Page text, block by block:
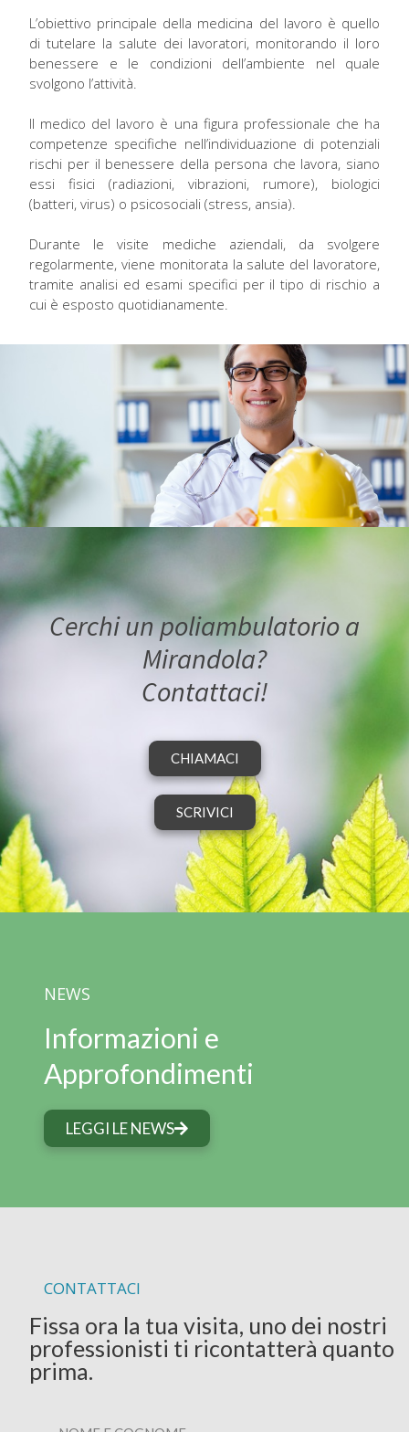
L’obiettivo principale della medicina del lavoro è quello
di tutelare la salute dei lavoratori, monitorando il loro
benessere e le condizioni dell’ambiente nel quale
svolgono l’attività.
Il medico del lavoro è una figura professionale che ha
competenze specifiche nell’individuazione di potenziali
rischi per il benessere della persona che lavora, siano
essi fisici (radiazioni, vibrazioni, rumore), biologici
(batteri, virus) o psicosociali (stress, ansia).
Durante le visite mediche aziendali, da svolgere
regolarmente, viene monitorata la salute del lavoratore,
tramite analisi ed esami specifici per il tipo di rischio a
cui è esposto quotidianamente.
Cerchi un poliambulatorio a
Mirandola?
Contattaci!
CHIAMACI
SCRIVICI
NEWS
Informazioni e
Approfondimenti
LEGGI LE NEWS
CONTATTACI
Fissa ora la tua visita, uno dei nostri
professionisti ti ricontatterà quanto
prima.